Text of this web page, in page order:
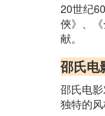
20世纪
俠》、
献。
邵氏电
邵氏电
独特的